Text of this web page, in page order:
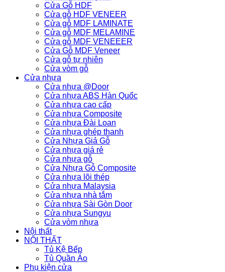
Cửa Gỗ HDF
Cửa gỗ HDF VENEER
Cửa gỗ MDF LAMINATE
Cửa gỗ MDF MELAMINE
Cửa gỗ MDF VENEEER
Cửa Gỗ MDF Veneer
Cửa gỗ tự nhiên
Cửa vòm gỗ
Cửa nhựa
Cửa nhựa @Door
Cửa nhựa ABS Hàn Quốc
Cửa nhựa cao cấp
Cửa nhựa Composite
Cửa nhựa Đài Loan
Cửa nhựa ghép thanh
Cửa Nhựa Giả Gỗ
Cửa nhựa giá rẻ
Cửa nhựa gỗ
Cửa Nhựa Gỗ Composite
Cửa nhựa lõi thép
Cửa nhựa Malaysia
Cửa nhựa nhà tắm
Cửa nhựa Sài Gòn Door
Cửa nhựa Sungyu
Cửa vòm nhựa
Nội thất
NỘI THẤT
Tủ Kệ Bếp
Tủ Quần Áo
Phụ kiện cửa